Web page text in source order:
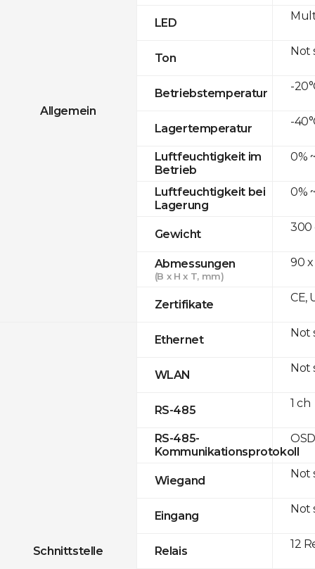
Allgemein
LED
Ton
Betriebstemperatur
Lagertemperatur
Luftfeuchtigkeit im
Betrieb
Luftfeuchtigkeit bei
Lagerung
Gewicht
Abmessungen
(B x H x T, mm)
Zertifikate
Schnittstelle
Ethernet
WLAN
RS-485
RS-485-
Kommunikationsprotokoll
Wiegand
Eingang
Relais
Not
-
-
0%
0%
300
90 x
CE,
Not
Not
1 ch
Not
Not
12